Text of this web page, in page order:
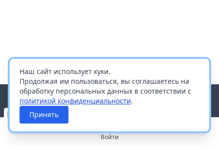
Наш сайт использует куки.
Продолжая им пользоваться, вы соглашаетесь на
обработку персональных данных в соответствии с
политикой конфиденциальности.
Принять
Войти